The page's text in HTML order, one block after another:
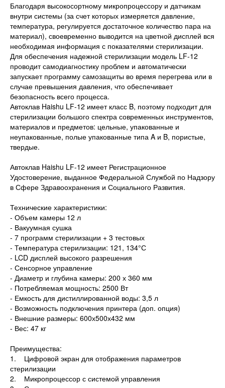
Благодаря высокосортному микропроцессору и датчикам
внутри системы (за счет которых измеряется давление,
температура, регулируется достаточное количество пара на
материал), своевременно выводится на цветной дисплей вся
необходимая информация с показателями стерилизации.
Для обеспечения надежной стерилизации модель LF-12
проводит самодиагностику проблем и автоматически
запускает программу самозащиты во время перегрева или в
случае превышения давления, что обеспечивает
безопасность всего процесса.
Автоклав Haishu LF-12 имеет класс B, поэтому подходит для
стерилизации большого спектра современных инструментов,
материалов и предметов: цельные, упакованные и
неупакованные, полые упакованные типа A и B, пористые,
твердые.
Автоклав Haishu LF-12 имеет Регистрационное
Удостоверение, выданное Федеральной Службой по Надзору
в Сфере Здравоохранения и Социального Развития.
Технические характеристики:
- Объем камеры 12 л
- Вакуумная сушка
- 7 программ стерилизации + 3 тестовых
- Температура стерилизации: 121, 134°С
- LCD дисплей высокого разрешения
- Сенсорное управление
- Диаметр и глубина камеры: 200 х 360 мм
- Потребляемая мощность: 2500 Вт
- Емкость для дистиллированной воды: 3,5 л
- Возможность подключения принтера (доп. опция)
- Внешние размеры: 600х500х432 мм
- Вес: 47 кг
Преимущества:
1. Цифровой экран для отображения параметров
стерилизации
2. Микропроцессор с системой управления